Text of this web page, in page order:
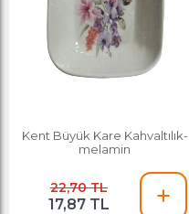
Kent Büyük Kare Kahvaltılık-
melamin
22,70 TL
17,87 TL